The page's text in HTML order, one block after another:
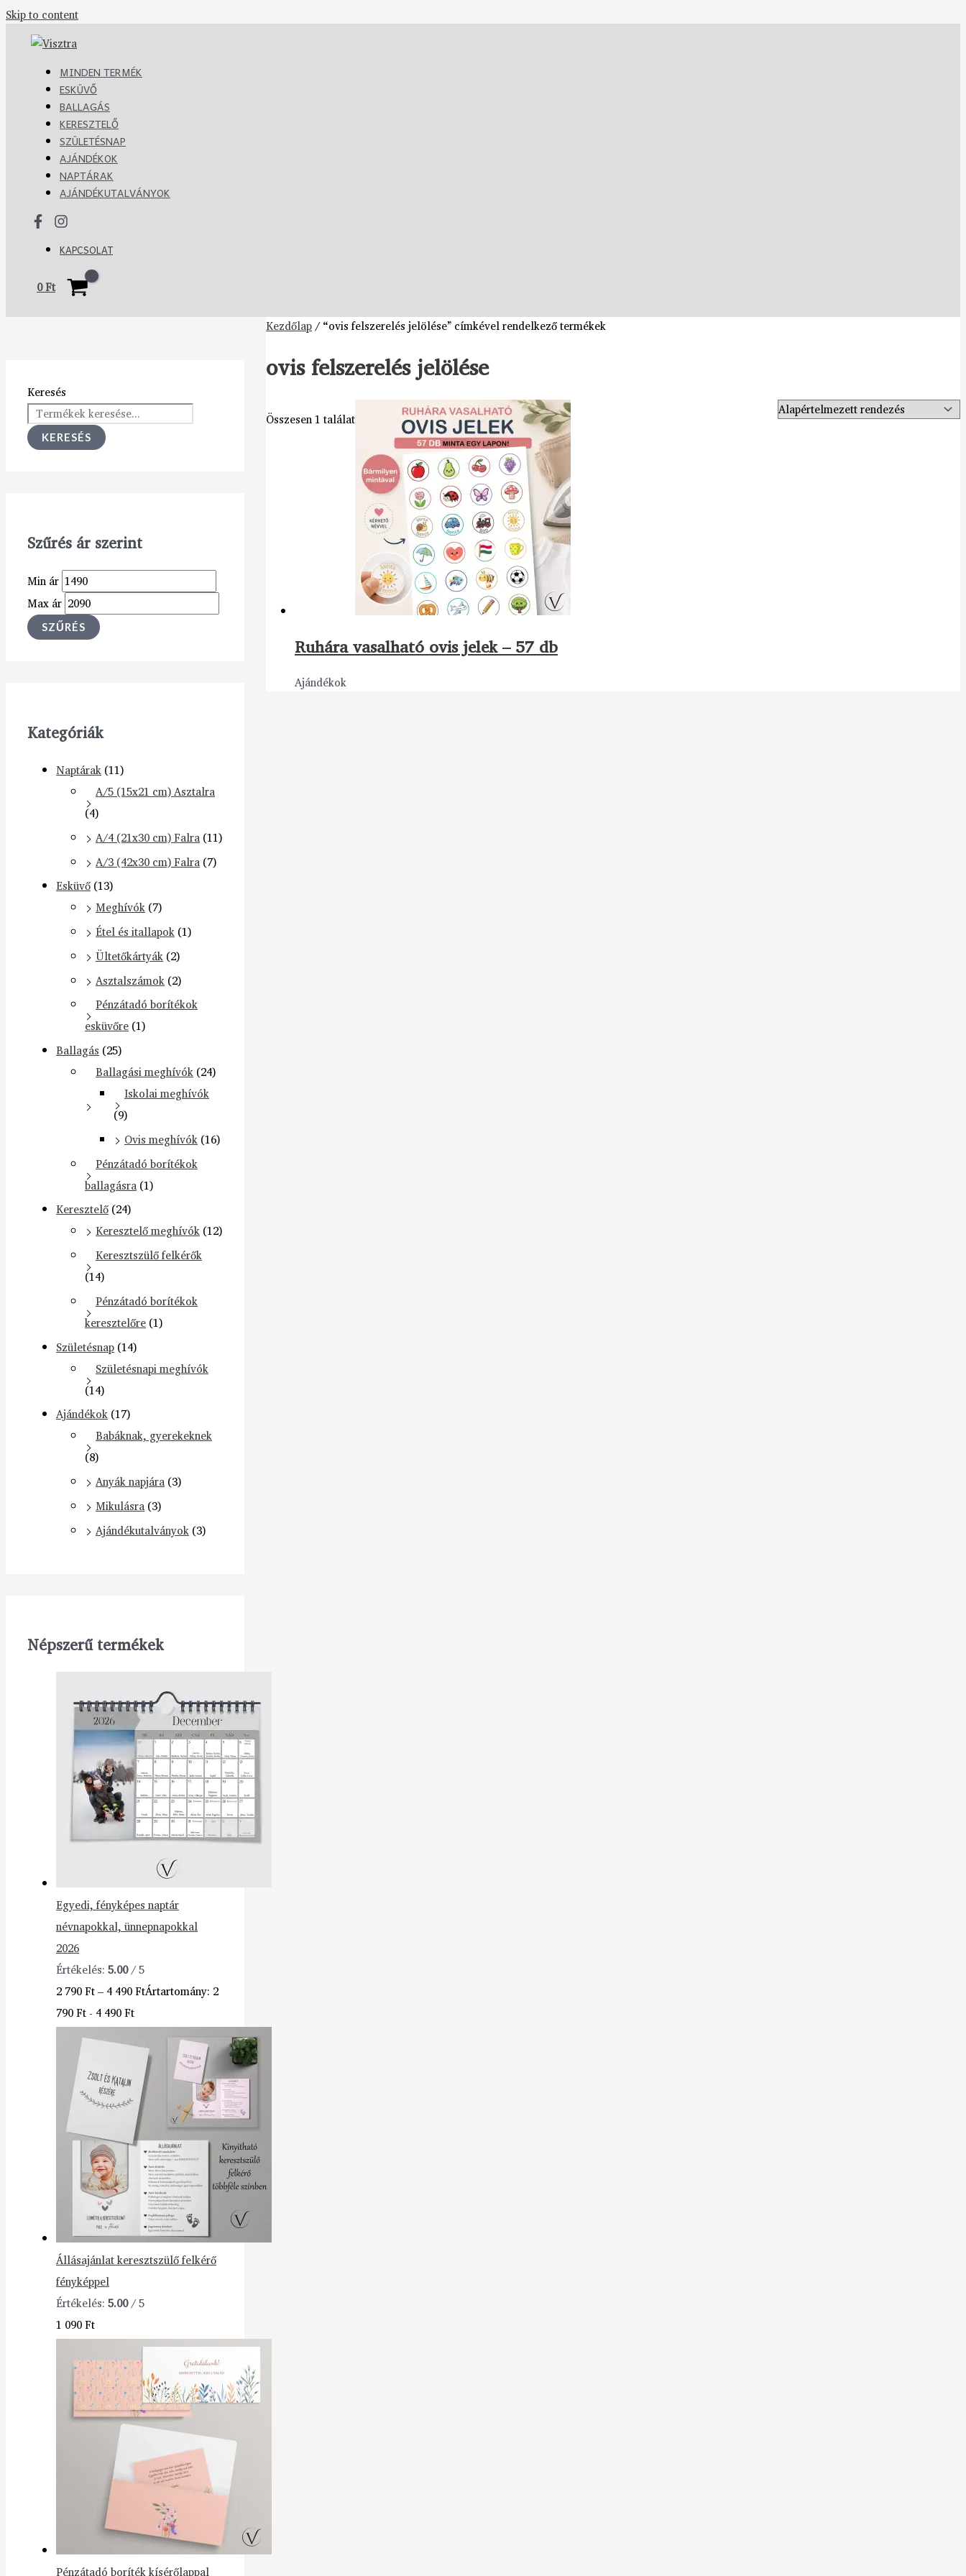
Skip to content
MINDEN TERMÉK
ESKÜVŐ
BALLAGÁS
KERESZTELŐ
SZÜLETÉSNAP
AJÁNDÉKOK
NAPTÁRAK
AJÁNDÉKUTALVÁNYOK
KAPCSOLAT
0Ft
Keresés
KERESÉS
Szűrés ár szerint
Min ár
Max ár
SZŰRÉS
Kategóriák
Naptárak (11)
A/5 (15x21 cm) Asztalra
(4)
A/4 (21x30 cm) Falra (11)
A/3 (42x30 cm) Falra (7)
Esküvő (13)
Meghívók (7)
Étel és itallapok (1)
Ültetőkártyák (2)
Asztalszámok (2)
Pénzátadó borítékok
esküvőre (1)
Ballagás (25)
Ballagási meghívók (24)
Iskolai meghívók
(9)
Ovis meghívók (16)
Pénzátadó borítékok
ballagásra (1)
Keresztelő (24)
Keresztelő meghívók (12)
Keresztszülő felkérők
(14)
Pénzátadó borítékok
keresztelőre (1)
Születésnap (14)
Születésnapi meghívók
(14)
Ajándékok (17)
Babáknak, gyerekeknek
(8)
Anyák napjára (3)
Mikulásra (3)
Ajándékutalványok (3)
Népszerű termékek
Egyedi, fényképes naptár
névnapokkal, ünnepnapokkal
2026
Értékelés: 5.00/ 5
2 790Ft– 4 490FtÁrtartomány: 2
790 Ft - 4 490 Ft
Állásajánlat keresztszülő felkérő
fényképpel
Értékelés: 5.00/ 5
1 090Ft
Pénzátadó boríték kísérőlappal
Kezdőlap/ “ovis felszerelés jelölése” címkével rendelkező termékek
ovis felszerelés jelölése
Összesen 1 találat
Ruhára vasalható ovis jelek – 57 db
Ajándékok